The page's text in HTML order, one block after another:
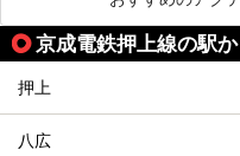
京成電鉄押上線の駅
押上
八広